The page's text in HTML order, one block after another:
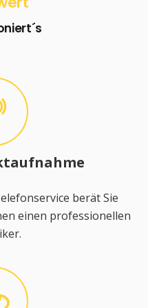
berät Sie
einen professionellen